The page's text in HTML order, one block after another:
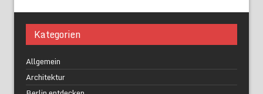
Kategorien
Allgemein
Architektur